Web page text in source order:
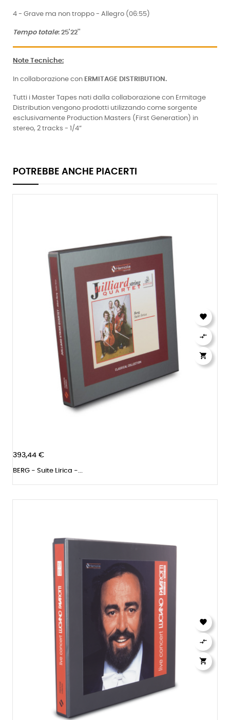
4 - Grave ma non troppo - Allegro (06:55)
Tempo totale: 25'22''
Note Tecniche:
In collaborazione con ERMITAGE DISTRIBUTION.
Tutti i Master Tapes nati dalla collaborazione con Ermitage
Distribution vengono prodotti utilizzando come sorgente
esclusivamente Production Masters (First Generation) in
stereo, 2 tracks - 1/4”
POTREBBE ANCHE PIACERTI
393,44 €
BERG - Suite Lirica -...





